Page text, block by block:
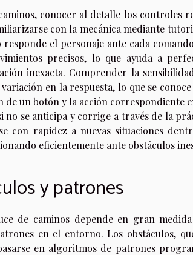
conocer al detalle los controles
con la mecánica mediante
el personaje ante cada
precisos, lo que ayuda a
inexacta. Comprender la
en la respuesta, lo que se
de un botón y la acción correspondiente
no se anticipa y corrige a través de la
con rapidez a nuevas situaciones
eficientemente ante obstáculos
y patrones
de caminos depende en gran
en el entorno. Los obstáculos,
en algoritmos de patrones